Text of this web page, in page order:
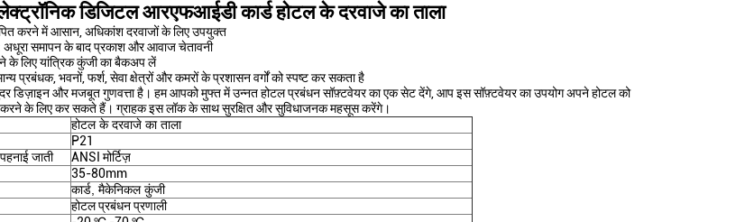
डिजिटल आरएफआईडी कार्ड होटल के दरवाजे का ताला
करने में आसान, अधिकांश दरवाजों के लिए उपयुक्त
अधूरा समापन के बाद प्रकाश और आवाज चेतावनी
के लिए यांत्रिक कुंजी का बैकअप लें
प्रबंधक, भवनों, फर्श, सेवा क्षेत्रों और कमरों के प्रशासन वर्गों को स्पष्ट कर सकता है
डिज़ाइन और मजबूत गुणवत्ता है। हम आपको मुफ्त में उन्नत होटल प्रबंधन सॉफ़्टवेयर का एक सेट देंगे, आप इस सॉफ़्टवेयर का उपयोग अपने होटल को
के लिए कर सकते हैं। ग्राहक इस लॉक के साथ सुरक्षित और सुविधाजनक महसूस करेंगे।
होटल के दरवाजे का ताला
P21
जाती
ANSI मोर्टिज़
35-80mm
कार्ड, मैकेनिकल कुंजी
होटल प्रबंधन प्रणाली